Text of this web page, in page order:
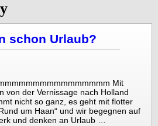
schon Urlaub?
Mit
von der Vernissage nach Holland
nicht so ganz, es geht mit flotter
um Haan“ und wir begegnen auf
und denken an Urlaub …